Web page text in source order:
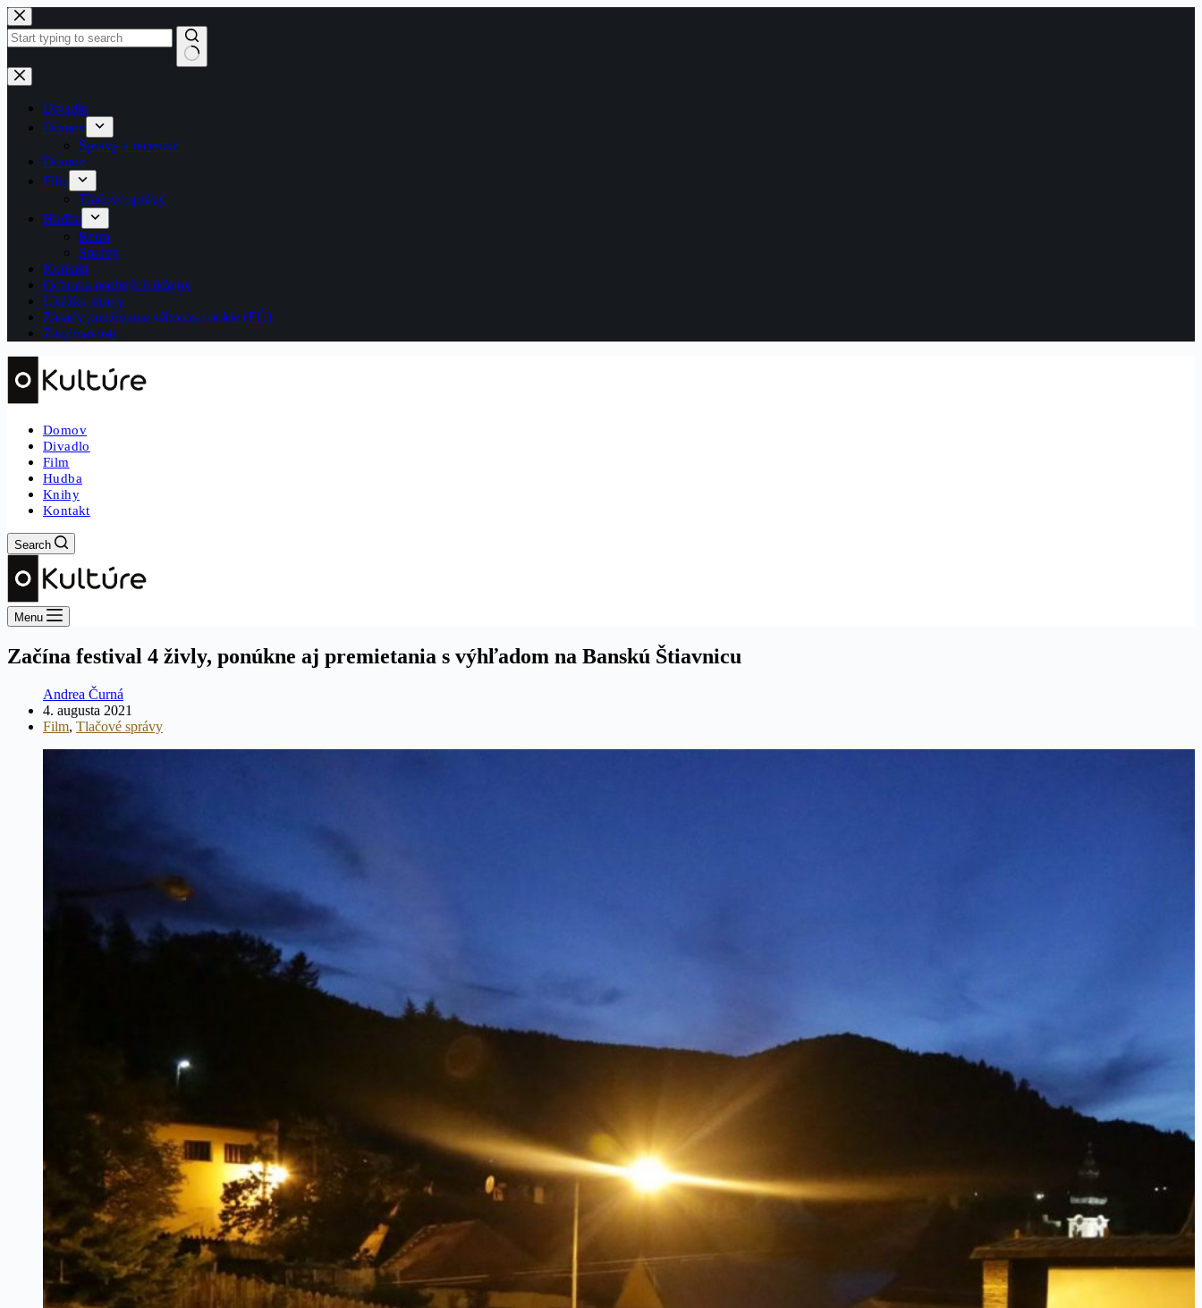
Skip
to
content
No
results
Divadlo
Domov
Správy a recenzie
Domov
Film
Tlačové správy
Hudba
Retro
Správy
Kontakt
Ochrana osobných údajov
Ukážka strany
Zásady používania súborov cookie (EÚ)
Zaujímavosti
Domov
Divadlo
Film
Hudba
Knihy
Kontakt
Search
Menu
Začína festival 4 živly, ponúkne aj premietania s výhľadom na Banskú Štiavnicu
Andrea Čurná
4. augusta 2021
Film, Tlačové správy